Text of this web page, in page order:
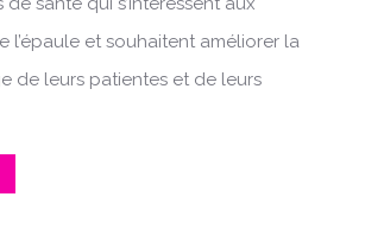
l’épaule et souhaitent améliorer la
de leurs patientes et de leurs